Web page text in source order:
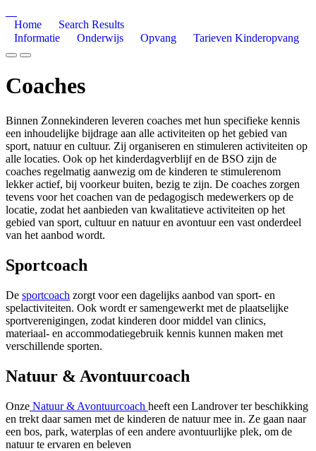
Home
Search Results
Informatie
Onderwijs Opvang Tarieven Kinderopvang
Coaches
Binnen Zonnekinderen leveren coaches met hun specifieke kennis
een inhoudelijke bijdrage aan alle activiteiten op het gebied van
sport, natuur en cultuur. Zij organiseren en stimuleren activiteiten op
alle locaties. Ook op het kinderdagverblijf en de BSO zijn de
coaches regelmatig aanwezig om de kinderen te stimulerenom
lekker actief, bij voorkeur buiten, bezig te zijn. De coaches zorgen
tevens voor het coachen van de pedagogisch medewerkers op de
locatie, zodat het aanbieden van kwalitatieve activiteiten op het
gebied van sport, cultuur en natuur en avontuur een vast onderdeel
van het aanbod wordt.
Sportcoach
De sportcoach zorgt voor een dagelijks aanbod van sport- en
spelactiviteiten. Ook wordt er samengewerkt met de plaatselijke
sportverenigingen, zodat kinderen door middel van clinics,
materiaal- en accommodatiegebruik kennis kunnen maken met
verschillende sporten.
Natuur & Avontuurcoach
Onze Natuur & Avontuurcoach heeft een Landrover ter beschikking
en trekt daar samen met de kinderen de natuur mee in. Ze gaan naar
een bos, park, waterplas of een andere avontuurlijke plek, om de
natuur te ervaren en beleven